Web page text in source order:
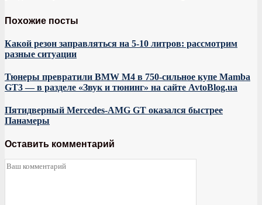
Похожие посты
Какой резон заправляться на 5-10 литров: рассмотрим
разные ситуации
Тюнеры превратили BMW M4 в 750-сильное купе Mamba
GT3 — в разделе «Звук и тюнинг» на сайте AvtoBlog.ua
Пятидверный Mercedes-AMG GT оказался быстрее
Панамеры
Оставить комментарий